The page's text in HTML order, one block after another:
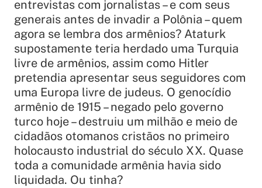
entrevistas com jornalistas – e com seus
generais antes de invadir a Polônia – quem
agora se lembra dos armênios? Ataturk
supostamente teria herdado uma Turquia
livre de armênios, assim como Hitler
pretendia apresentar seus seguidores com
uma Europa livre de judeus. O genocídio
armênio de 1915 – negado pelo governo
turco hoje – destruiu um milhão e meio de
cidadãos otomanos cristãos no primeiro
holocausto industrial do século XX. Quase
toda a comunidade armênia havia sido
liquidada. Ou tinha?